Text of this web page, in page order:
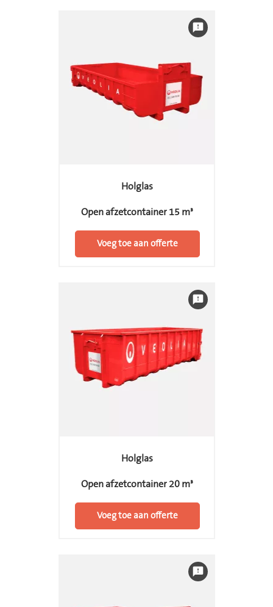
feedback
Holglas
Open afzetcontainer 15 m³
Voeg toe aan offerte
feedback
Holglas
Open afzetcontainer 20 m³
Voeg toe aan offerte
feedback